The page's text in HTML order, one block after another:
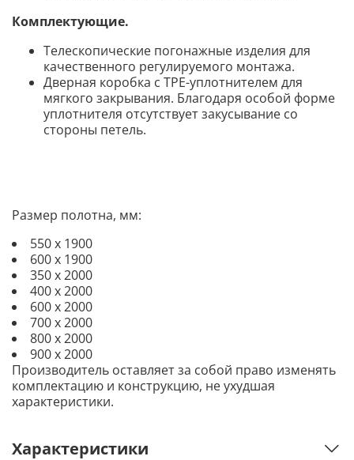
Комплектующие.
Телескопические погонажные изделия для
качественного регулируемого монтажа.
Дверная коробка с TPE-уплотнителем для
мягкого закрывания. Благодаря особой форме
уплотнителя отсутствует закусывание со
стороны петель.
Размер полотна, мм:
550 х 1900
600 х 1900
350 х 2000
400 х 2000
600 х 2000
700 х 2000
800 х 2000
900 х 2000
Производитель оставляет за собой право изменять
комплектацию и конструкцию, не ухудшая
характеристики.
Характеристики